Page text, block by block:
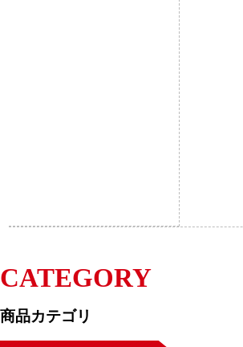
CATEGORY
商品カテゴリ